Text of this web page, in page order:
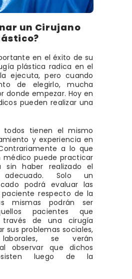
un Cirujano
en el éxito de su
plástica radica en el
ejecuta, pero cuando
de elegirlo, mucha
donde empezar. Hoy en
pueden realizar una
todos tienen el mismo
y experiencia en
a lo que
médico puede practicar
sin haber realizado el
adecuado. Solo un
podrá evaluar las
respecto de la
mismas podrán ser
pacientes que
de una cirugía
sus problemas sociales,
se verán
observar que dichos
luego de la